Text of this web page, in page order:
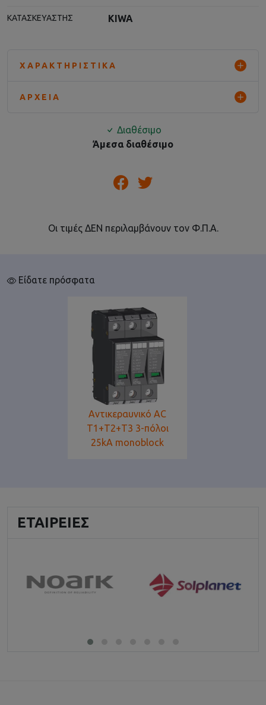
ΚΑΤΑΣΚΕΥΑΣΤΉΣ KIWA
ΧΑΡΑΚΤΗΡΙΣΤΙΚΆ
ΑΡΧΕΊΑ
Διαθέσιμο
Άμεσα διαθέσιμο
Οι τιμές ΔΕΝ περιλαμβάνουν τον Φ.Π.Α.
Είδατε πρόσφατα
Αντικεραυνικό AC
T1+T2+T3 3-πόλοι
25kA monoblock
ΕΤΑΙΡΕΊΕΣ